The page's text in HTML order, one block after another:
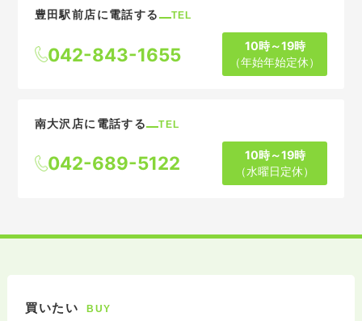
豊田駅前店に電話する TEL
042-843-1655
10時～19時
（年始年始定休）
南大沢店に電話する TEL
042-689-5122
10時～19時
（水曜日定休）
買いたい BUY